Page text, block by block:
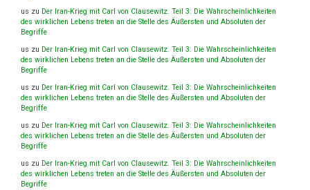
us zu Der Iran-Krieg mit Carl von Clausewitz. Teil 3: Die Wahrscheinlichkeiten
des wirklichen Lebens treten an die Stelle des Äußersten und Absoluten der
Begriffe
us zu Der Iran-Krieg mit Carl von Clausewitz. Teil 3: Die Wahrscheinlichkeiten
des wirklichen Lebens treten an die Stelle des Äußersten und Absoluten der
Begriffe
us zu Der Iran-Krieg mit Carl von Clausewitz. Teil 3: Die Wahrscheinlichkeiten
des wirklichen Lebens treten an die Stelle des Äußersten und Absoluten der
Begriffe
us zu Der Iran-Krieg mit Carl von Clausewitz. Teil 3: Die Wahrscheinlichkeiten
des wirklichen Lebens treten an die Stelle des Äußersten und Absoluten der
Begriffe
us zu Der Iran-Krieg mit Carl von Clausewitz. Teil 3: Die Wahrscheinlichkeiten
des wirklichen Lebens treten an die Stelle des Äußersten und Absoluten der
Begriffe